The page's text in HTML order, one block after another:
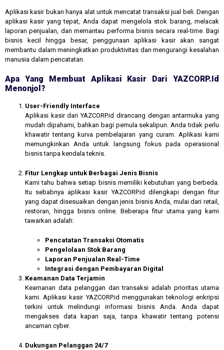
Aplikasi kasir bukan hanya alat untuk mencatat transaksi jual beli. Dengan
aplikasi kasir yang tepat, Anda dapat mengelola stok barang, melacak
laporan penjualan, dan memantau performa bisnis secara real-time. Bagi
bisnis kecil hingga besar, penggunaan aplikasi kasir akan sangat
membantu dalam meningkatkan produktivitas dan mengurangi kesalahan
manusia dalam pencatatan.
Apa Yang Membuat Aplikasi Kasir Dari YAZCORP.id
Menonjol?
User-Friendly Interface
Aplikasi kasir dari YAZCORP.id dirancang dengan antarmuka yang
mudah dipahami, bahkan bagi pemula sekalipun. Anda tidak perlu
khawatir tentang kurva pembelajaran yang curam. Aplikasi kami
memungkinkan Anda untuk langsung fokus pada operasional
bisnis tanpa kendala teknis.
Fitur Lengkap untuk Berbagai Jenis Bisnis
Kami tahu bahwa setiap bisnis memiliki kebutuhan yang berbeda.
Itu sebabnya aplikasi kasir YAZCORP.id dilengkapi dengan fitur
yang dapat disesuaikan dengan jenis bisnis Anda, mulai dari retail,
restoran, hingga bisnis online. Beberapa fitur utama yang kami
tawarkan adalah:
Pencatatan Transaksi Otomatis
Pengelolaan Stok Barang
Laporan Penjualan Real-Time
Integrasi dengan Pembayaran Digital
Keamanan Data Terjamin
Keamanan data pelanggan dan transaksi adalah prioritas utama
kami. Aplikasi kasir YAZCORP.id menggunakan teknologi enkripsi
terkini untuk melindungi informasi bisnis Anda. Anda dapat
mengakses data kapan saja, tanpa khawatir tentang potensi
ancaman cyber.
Dukungan Pelanggan 24/7